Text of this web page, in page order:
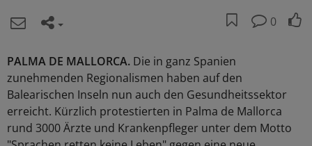
0
PALMA DE MALLORCA. Die in ganz Spanien
zunehmenden Regionalismen haben auf den
Balearischen Inseln nun auch den Gesundheitssektor
erreicht. Kürzlich protestierten in Palma de Mallorca
rund 3000 Ärzte und Krankenpfleger unter dem Motto